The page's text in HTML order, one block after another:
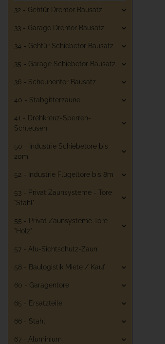
32 - Gehtür Drehtor Bausatz
33 - Garage Drehtor Bausatz
34 - Gehtür Schiebetor Bausatz
35 - Garage Schiebetor Bausatz
36 - Scheunentor Bausatz
40 - Stabgitterzäune
41 - Drehkreuz-Sperren-
Schleusen
50 - Industrie Schiebetore bis
20m
52 - Industrie Flügeltore bis 8m
53 - Privat Zaunsysteme - Tore
"Stahl"
55 - Privat Zaunsysteme Tore
"Holz"
57 - Alu-Sichtschutz-Zaun
58 - Baulogistik Miete / Kauf
60 - Garagentore
65 - Ersatzteile
66 - Stahl
67 - Aluminium